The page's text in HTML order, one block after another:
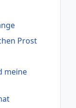
Prost
meine